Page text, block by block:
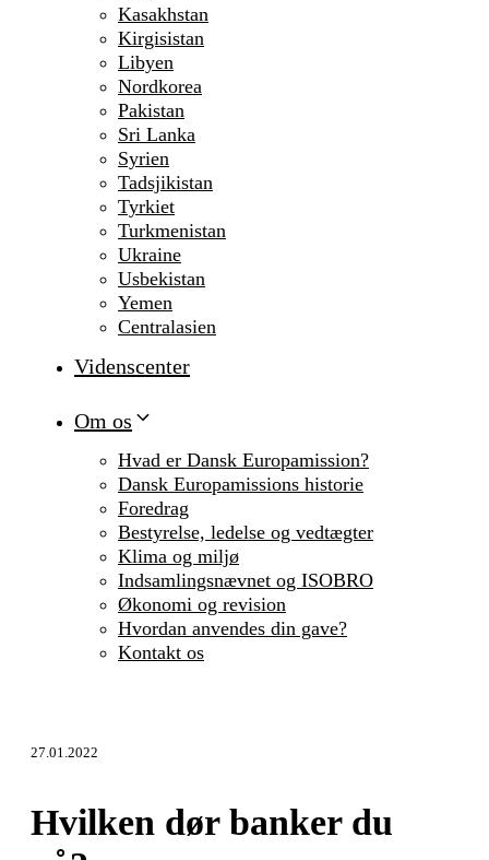
Kasakhstan
Kirgisistan
Libyen
Nordkorea
Pakistan
Sri Lanka
Syrien
Tadsjikistan
Tyrkiet
Turkmenistan
Ukraine
Usbekistan
Yemen
Centralasien
Videnscenter
Om os
Hvad er Dansk Europamission?
Dansk Europamissions historie
Foredrag
Bestyrelse, ledelse og vedtægter
Klima og miljø
Indsamlingsnævnet og ISOBRO
Økonomi og revision
Hvordan anvendes din gave?
Kontakt os
27.01.2022
Hvilken dør banker du